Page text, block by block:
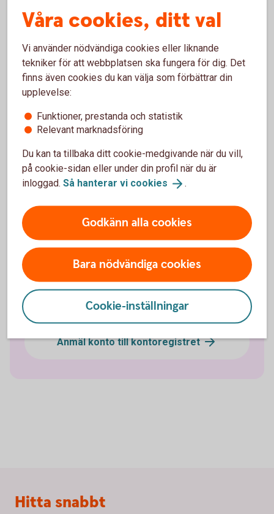
Detta och mycket mer får ditt barn
Ungdomskonto
Bankkort Mastercard ung
Swish
Gör ditt barn tillbankkund
Konton och utbetalningar
Privatkonto
Ungdomskonto
Valutakonto
Anmäl konto till kontoregistret
Våra cookies, ditt val
Vi använder nödvändiga cookies eller liknande
tekniker för att webbplatsen ska fungera för dig. Det
finns även cookies du kan välja som förbättrar din
upplevelse:
Funktioner, prestanda och statistik
Relevant marknadsföring
Du kan ta tillbaka ditt cookie-medgivande när du vill,
på cookie-sidan eller under din profil när du är
inloggad. Så hanterar vi cookies .
Godkänn alla cookies
Bara nödvändiga cookies
Cookie-inställningar
Sidfot
Hitta snabbt